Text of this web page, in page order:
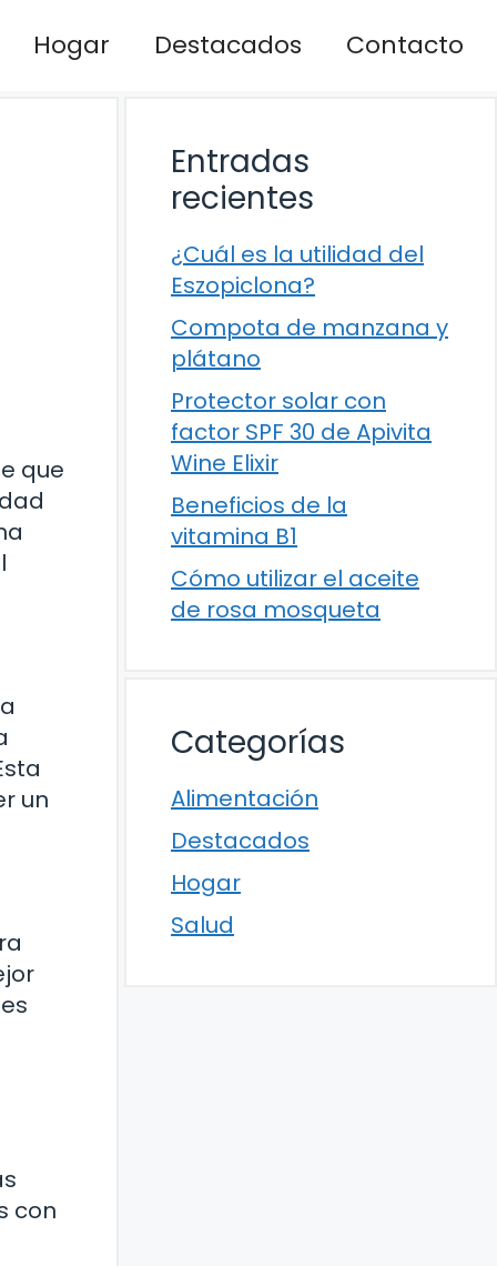
Hogar Destacados Contacto
que
un
con
Entradas
recientes
¿Cuál es la utilidad del
Eszopiclona?
Compota de manzana y
plátano
Protector solar con
factor SPF 30 de Apivita
Wine Elixir
Beneficios de la
vitamina B1
Cómo utilizar el aceite
de rosa mosqueta
Categorías
Alimentación
Destacados
Hogar
Salud